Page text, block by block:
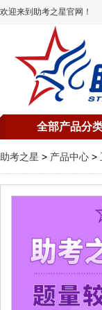
欢迎来到助考之星官网！
全部产品分
助考之星 > 产品中心 >